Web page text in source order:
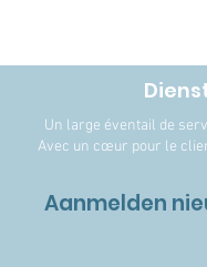
Un large éventail de
Avec un cœur pour le
Aanmelden